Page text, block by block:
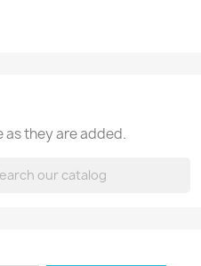
as they are added.